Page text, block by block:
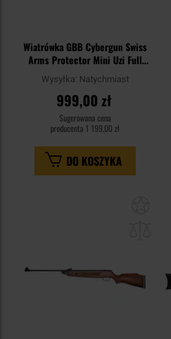
Wiatrówka GBB Cybergun Swiss
Arms Protector Mini Uzi Full
Auto 4,5 mm
Wysyłka: Natychmiast
999,00 zł
Sugerowana cena
producenta 1 199,00 zł
DO KOSZYKA